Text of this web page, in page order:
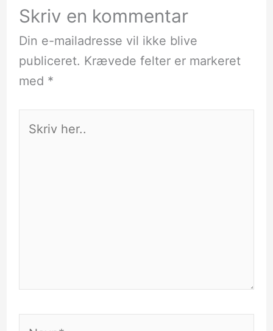
Skriv en kommentar
Din e-mailadresse vil ikke blive
publiceret. Krævede felter er markeret
med *
her..